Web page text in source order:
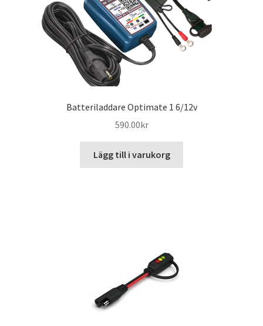
Batteriladdare Optimate 1 6/12v
590.00kr
Lägg till i varukorg